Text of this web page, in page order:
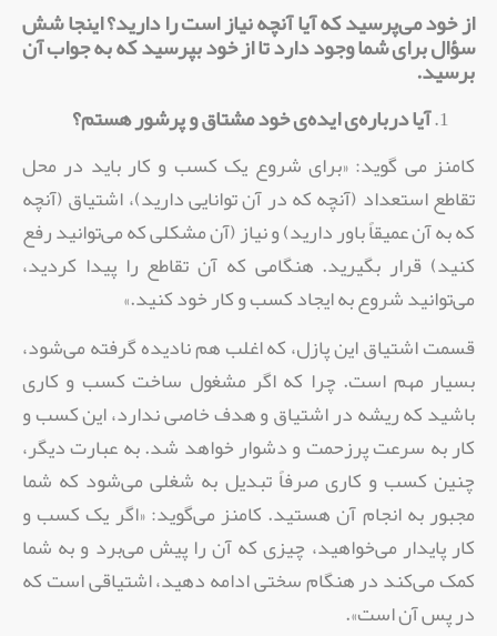
از خود می‌پرسید که آیا آنچه نیاز است را دارید؟ اینجا شش
سؤال برای شما وجود دارد تا از خود بپرسید که به جواب آن
برسید.
آیا درباره‌ی ایده‌ی خود مشتاق و پرشور هستم؟
کامنز می گوید: «برای شروع یک کسب و کار باید در محل
تقاطع استعداد (آنچه که در آن توانایی دارید)،‌ اشتیاق (‌آنچه
که به آن عمیقاً‌ باور دارید) و نیاز (آن مشکلی که می‌توانید رفع
کنید) قرار بگیرید. هنگامی که آن تقاطع را پیدا کردید،
می‌توانید شروع به ایجاد کسب و کار خود کنید.»
قسمت اشتیاق این پازل، که اغلب هم نادیده گرفته می‌شود،
بسیار مهم است. چرا که اگر مشغول ساخت کسب و کاری
باشید که ریشه در اشتیاق و هدف خاصی ندارد، این کسب و
کار به سرعت پرزحمت و دشوار خواهد شد. به عبارت دیگر،‌
چنین کسب و کاری صرفاً تبدیل به شغلی می‌شود که شما
مجبور به انجام آن هستید. کامنز می‌گوید: «اگر یک کسب و
کار پایدار می‌خواهید،‌ چیزی که آن را پیش می‌برد و به شما
کمک می‌کند در هنگام سختی ادامه دهید، اشتیاقی است که
در پس آن است».